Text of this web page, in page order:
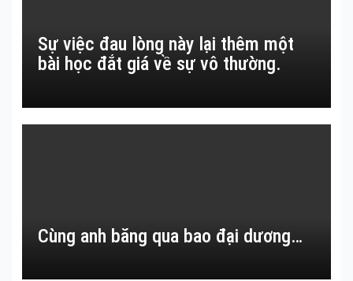
Sự việc đau lòng này lại thêm một
bài học đắt giá về sự vô thường.
Cùng anh băng qua bao đại dương…